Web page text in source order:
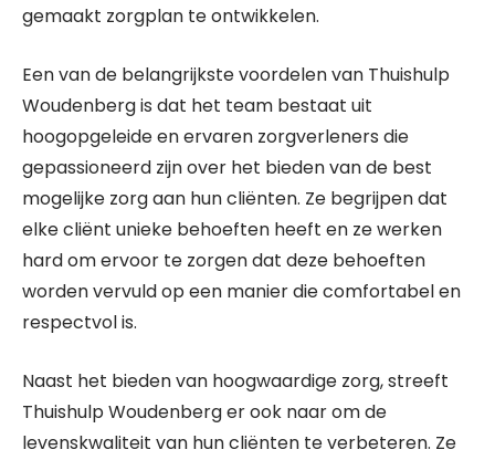
gemaakt zorgplan te ontwikkelen.
Een van de belangrijkste voordelen van Thuishulp
Woudenberg is dat het team bestaat uit
hoogopgeleide en ervaren zorgverleners die
gepassioneerd zijn over het bieden van de best
mogelijke zorg aan hun cliënten. Ze begrijpen dat
elke cliënt unieke behoeften heeft en ze werken
hard om ervoor te zorgen dat deze behoeften
worden vervuld op een manier die comfortabel en
respectvol is.
Naast het bieden van hoogwaardige zorg, streeft
Thuishulp Woudenberg er ook naar om de
levenskwaliteit van hun cliënten te verbeteren. Ze